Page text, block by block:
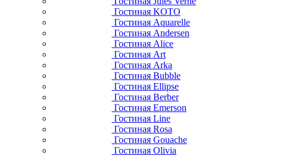
Гостиная KOTO
Гостиная Aquarelle
Гостиная Andersen
Гостиная Alice
Гостиная Art
Гостиная Arka
Гостиная Bubble
Гостиная Ellipse
Гостиная Berber
Гостиная Emerson
Гостиная Line
Гостиная Rosa
Гостиная Gouache
Гостиная Olivia